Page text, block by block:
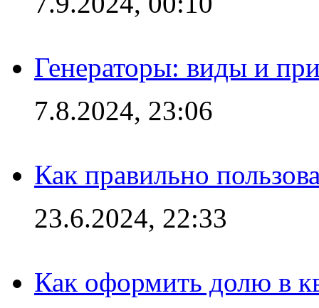
Генераторы: виды и
7.8.2024, 23:06
Как правильно
23.6.2024, 22:33
Как оформить долю в